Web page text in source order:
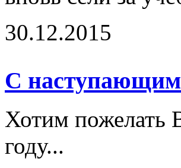
30.12.2015
С
Хотим пожелать
году...